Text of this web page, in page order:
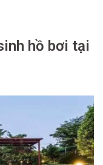
hồ bơi tại